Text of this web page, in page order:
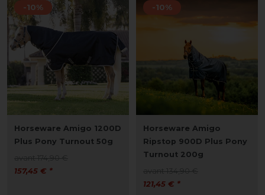
-10%
Horseware Amigo 1200D
Plus Pony Turnout 50g
157,45 € *
-10%
Horseware Amigo
Ripstop 900D Plus Pony
Turnout 200g
121,45 € *